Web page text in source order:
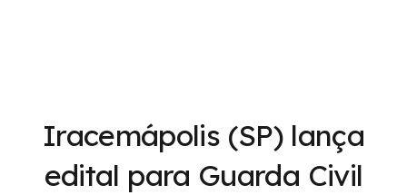
Iracemápolis (SP) lança
edital para Guarda Civil